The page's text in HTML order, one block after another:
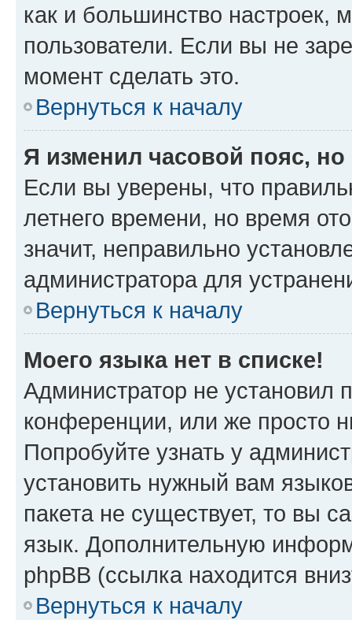
как и большинство настроек,
пользователи. Если вы не
момент сделать это.
Вернуться к началу
Я изменил часовой пояс,
Если вы уверены, что
летнего времени, но время
значит, неправильно
администратора для
Вернуться к началу
Моего языка нет в списке!
Администратор не установил
конференции, или же просто
Попробуйте узнать у
установить нужный вам
пакета не существует, то вы
язык. Дополнительную
phpBB (ссылка находится
Вернуться к началу